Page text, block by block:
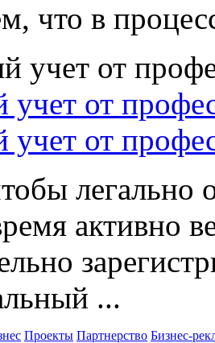
что в
учет от
учет от
легально
активно
...
Проекты Партнерство Бизнес-